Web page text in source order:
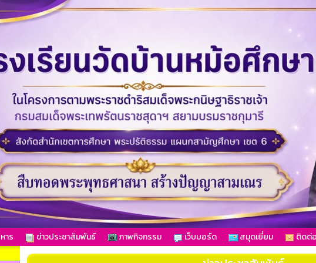
าร ข่าวประชาสัมพันธ์ ภาพกิจกรรม เว็บบอร์ด สมุดเยี่ยม ติดต่